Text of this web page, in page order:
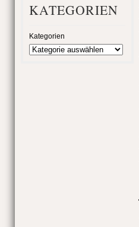
KATEGORIEN
Kategorien